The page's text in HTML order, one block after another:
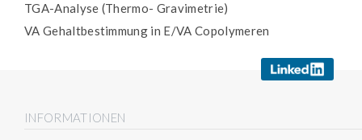
TGA-Analyse (Thermo- Gravimetrie)
VA Gehaltbestimmung in E/VA Copolymeren
INFORMATIONEN